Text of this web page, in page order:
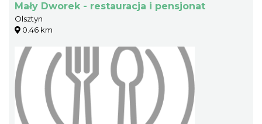
Mały Dworek - restauracja i pensjonat
Olsztyn
0.46 km